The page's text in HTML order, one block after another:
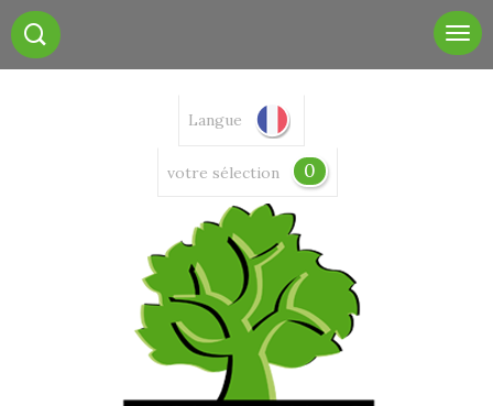
Langue
votre sélection 0